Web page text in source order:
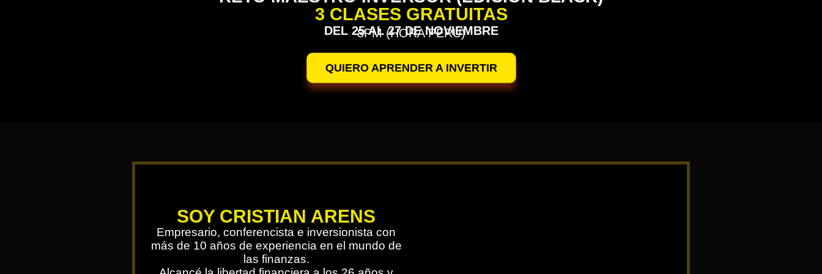
3 CLASES GRATUITAS
DEL 25 AL 27 DE NOVIEMBRE
8PM (HORA PERÚ)
QUIERO APRENDER A INVERTIR
SOY CRISTIAN ARENS
Empresario, conferencista e inversionista con
más de 10 años de experiencia en el mundo de
las finanzas.